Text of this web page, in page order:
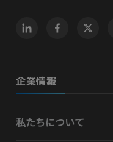
企業情報
私たちについて